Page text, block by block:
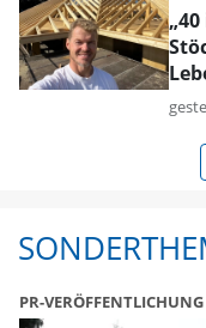
PR-VERÖFFENTLICHUNG